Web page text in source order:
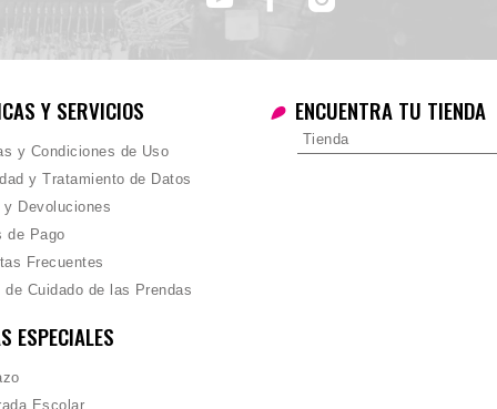
Y SERVICIOS
y Condiciones de Uso
y Tratamiento de Datos
y Devoluciones
de Pago
Frecuentes
de Cuidado de las Prendas
ESPECIALES
Escolar
ENCUENTRA TU TIENDA
Tienda